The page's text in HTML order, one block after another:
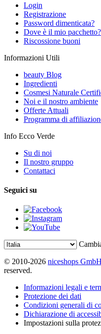
Login
Registrazione
Password dimenticata?
Dove è il mio pacchetto?
Riscossione buoni
Informazioni Utili
beauty Blog
Ingredienti
Cosmesi Naturale
Noi e il nostro ambiente
Offerte Attuali
Programma di
Info Ecco Verde
Su di noi
Il nostro gruppo
Contattaci
Seguici su
© 2010-2026 niceshops GmbH
reserved.
Informazioni legali e
Protezione dei dati
Condizioni generali di
Dichiarazione di
Impostazioni sulla